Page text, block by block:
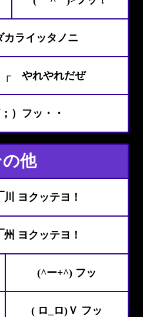
ライッタノニ
┌ やれやれだぜ
）フッ・・
の他
ヨクッテヨ！
ヨクッテヨ！
(^ー+^) フッ
( ロ_ロ)Ｖ フッ